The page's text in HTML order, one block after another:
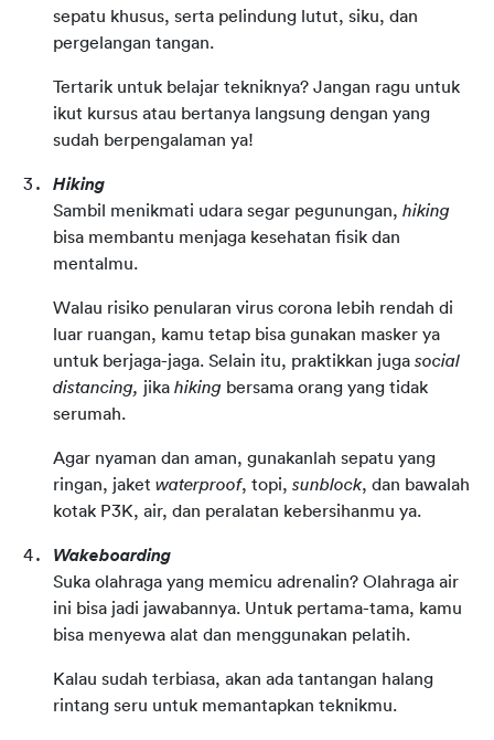
sepatu khusus, serta pelindung lutut, siku, dan
pergelangan tangan.
Tertarik untuk belajar tekniknya? Jangan ragu untuk
ikut kursus atau bertanya langsung dengan yang
sudah berpengalaman ya!
Hiking
Sambil menikmati udara segar pegunungan, hiking
bisa membantu menjaga kesehatan fisik dan
mentalmu.
Walau risiko penularan virus corona lebih rendah di
luar ruangan, kamu tetap bisa gunakan masker ya
untuk berjaga-jaga. Selain itu, praktikkan juga social
distancing, jika hiking bersama orang yang tidak
serumah.
Agar nyaman dan aman, gunakanlah sepatu yang
ringan, jaket waterproof, topi, sunblock, dan bawalah
kotak P3K, air, dan peralatan kebersihanmu ya.
Wakeboarding
Suka olahraga yang memicu adrenalin? Olahraga air
ini bisa jadi jawabannya. Untuk pertama-tama, kamu
bisa menyewa alat dan menggunakan pelatih.
Kalau sudah terbiasa, akan ada tantangan halang
rintang seru untuk memantapkan teknikmu.